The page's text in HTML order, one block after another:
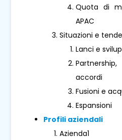
Quota di
APAC
Situazioni e
Lanci e
accordi
Fusioni e
Espansioni
Profili aziendali
Azienda1